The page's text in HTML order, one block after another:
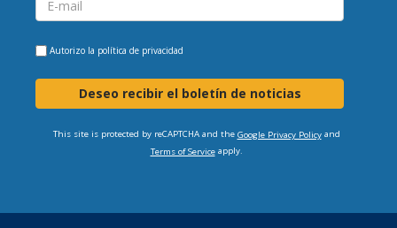
Autorizo la política de privacidad
Deseo recibir el boletín de noticias
This site is protected by reCAPTCHA and the Google Privacy Policyand
Terms of Serviceapply.